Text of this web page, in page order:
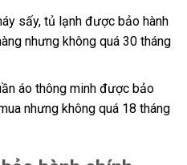
sấy, tủ lạnh được bảo hành
nhưng không quá 30 tháng
áo thông minh được bảo
nhưng không quá 18 tháng